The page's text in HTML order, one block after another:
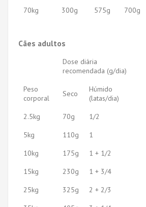
70kg
300g 575g 700g
Cães adultos
Dose diária
recomendada (g/dia)
Peso
corporal
Seco
Húmido
(latas/dia)
2.5kg
70g 1/2
5kg
110g 1
10kg
175g 1 + 1/2
15kg
230g 1 + 3/4
25kg
325g 2 + 2/3